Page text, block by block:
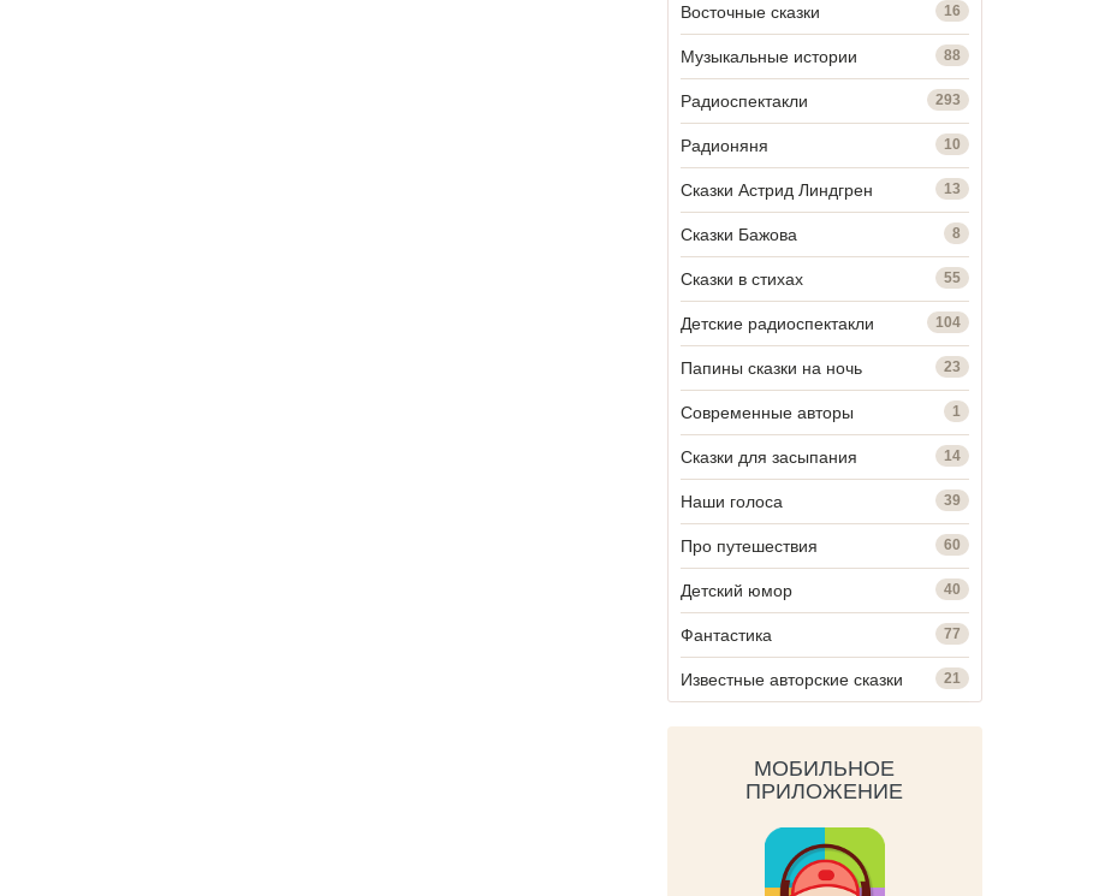
Восточные сказки 16
Музыкальные истории 88
Радиоспектакли 293
Радионяня 10
Сказки Астрид Линдгрен 13
Сказки Бажова 8
Сказки в стихах 55
Детские радиоспектакли 104
Папины сказки на ночь 23
Современные авторы 1
Сказки для засыпания 14
Наши голоса 39
Про путешествия 60
Детский юмор 40
Фантастика 77
Известные авторские сказки 21
МОБИЛЬНОЕ
ПРИЛОЖЕНИЕ